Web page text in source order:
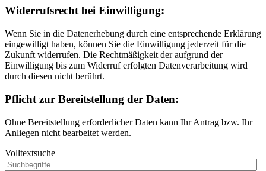
Widerrufsrecht bei Einwilligung:
Wenn Sie in die Datenerhebung durch eine entsprechende Erklärung
eingewilligt haben, können Sie die Einwilligung jederzeit für die
Zukunft widerrufen. Die Rechtmäßigkeit der aufgrund der
Einwilligung bis zum Widerruf erfolgten Datenverarbeitung wird
durch diesen nicht berührt.
Pflicht zur Bereitstellung der Daten:
Ohne Bereitstellung erforderlicher Daten kann Ihr Antrag bzw. Ihr
Anliegen nicht bearbeitet werden.
Volltextsuche